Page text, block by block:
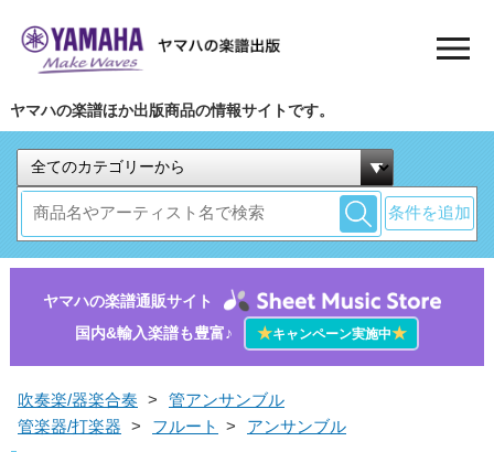
ヤマハの楽譜ほか出版商品の情報サイトです。
条件を追加
ヤマハの楽譜通販サイト
国内&輸入楽譜も豊富♪
★キャンペーン実施中★
吹奏楽/器楽合奏 >
管アンサンブル
管楽器/打楽器 > フルート > アンサンブル